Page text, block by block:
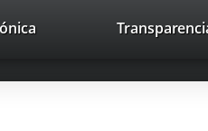
Contacto avaHeaderSocial
Link
external
Link
Link
application.